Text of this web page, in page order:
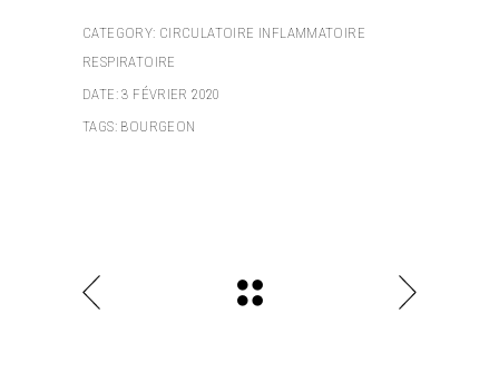
CATEGORY: CIRCULATOIRE INFLAMMATOIRE
RESPIRATOIRE
DATE: 3 FÉVRIER 2020
TAGS: BOURGEON